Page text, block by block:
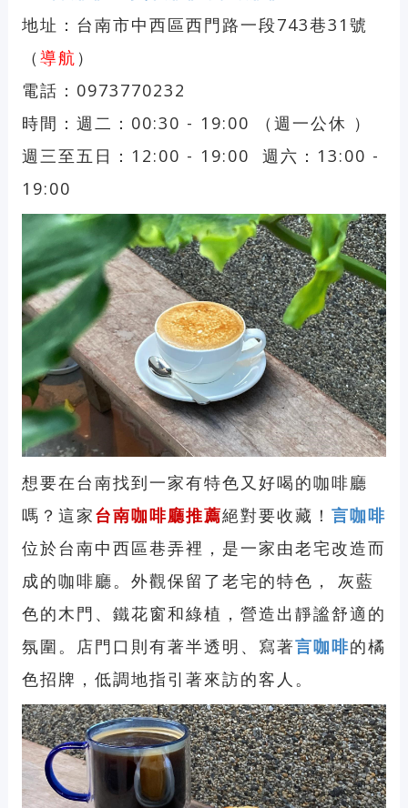
地址：台南市中西區西門路一段743巷31號
（ 導航 ）
電話：0973770232
時間：週二：00:30 - 19:00 （週一公休 ）
週三至五日：12:00 - 19:00 週六：13:00 -
19:00
想要在台南找到一家有特色又好喝的咖啡廳
嗎？這家台南咖啡廳推薦絕對要收藏！ 言咖啡
位於台南中西區巷弄裡，是一家由老宅改造而
成的咖啡廳。外觀保留了老宅的特色， 灰藍
色的木門、鐵花窗和綠植，營造出靜謐舒適的
氛圍。店門口則有著半透明、寫著言咖啡的橘
色招牌，低調地指引著來訪的客人。